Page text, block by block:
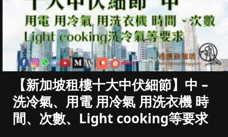
【新加坡租樓十大中伏細節】中 –
洗冷氣、用電 用冷氣 用洗衣機 時
間、次數、Light cooking等要求